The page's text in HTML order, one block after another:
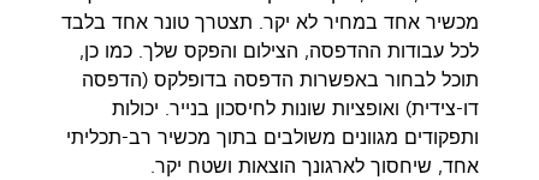
מכשיר אחד במחיר לא יקר. תצטרך טונר אחד בלבד
לכל עבודות ההדפסה, הצילום והפקס שלך. כמו כן,
תוכל לבחור באפשרות הדפסה בדופלקס (הדפסה
דו-צידית) ואופציות שונות לחיסכון בנייר. יכולות
ותפקודים מגוונים משולבים בתוך מכשיר רב-תכליתי
אחד, שיחסוך לארגונך הוצאות ושטח יקר.